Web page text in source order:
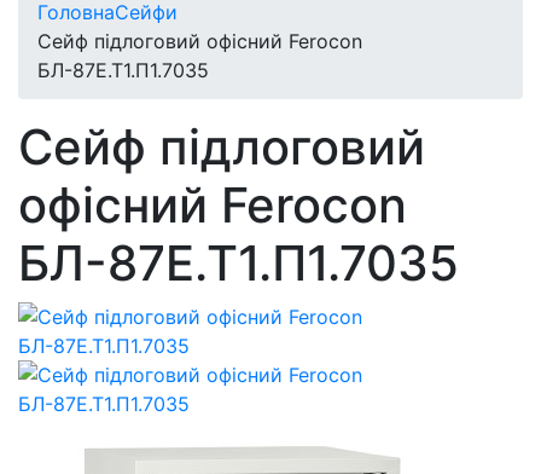
ГоловнаСейфи
Сейф підлоговий офісний Ferocon
БЛ-87Е.Т1.П1.7035
Сейф підлоговий
офісний Ferocon
БЛ-87Е.Т1.П1.7035